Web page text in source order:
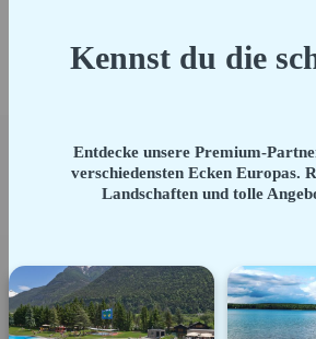
Kennst du die
Entdecke unsere Premium-
verschiedensten Ecken Europas.
Landschaften und tolle